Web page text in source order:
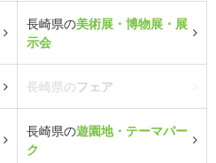
長崎県の美術展・博物展・展
示会
長崎県のフェア
長崎県の遊園地・テーマパー
ク